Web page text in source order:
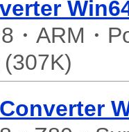
・ARM・
(307K)